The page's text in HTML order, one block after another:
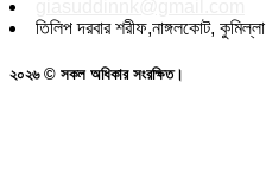
তিলিপ দরবার শরীফ,নাঙ্গলকোট, কুমিল্লা
২০২৬ © সকল অধিকার সংরক্ষিত।